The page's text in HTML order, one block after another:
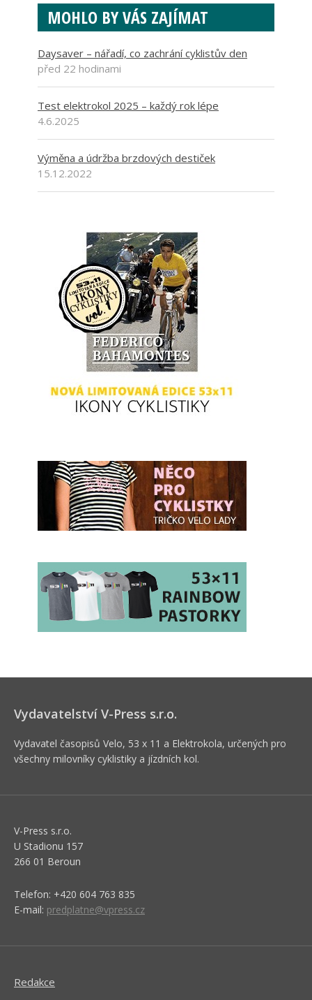
MOHLO BY VÁS ZAJÍMAT
Daysaver – nářadí, co zachrání cyklistův den
před 22 hodinami
Test elektrokol 2025 – každý rok lépe
4.6.2025
Výměna a údržba brzdových destiček
15.12.2022
Vydavatelství V-Press s.r.o.
Vydavatel časopisů Velo, 53 x 11 a Elektrokola, určených pro
všechny milovníky cyklistiky a jízdních kol.
V-Press s.r.o.
U Stadionu 157
266 01 Beroun
Telefon: +420 604 763 835
E-mail: predplatne@vpress.cz
Redakce